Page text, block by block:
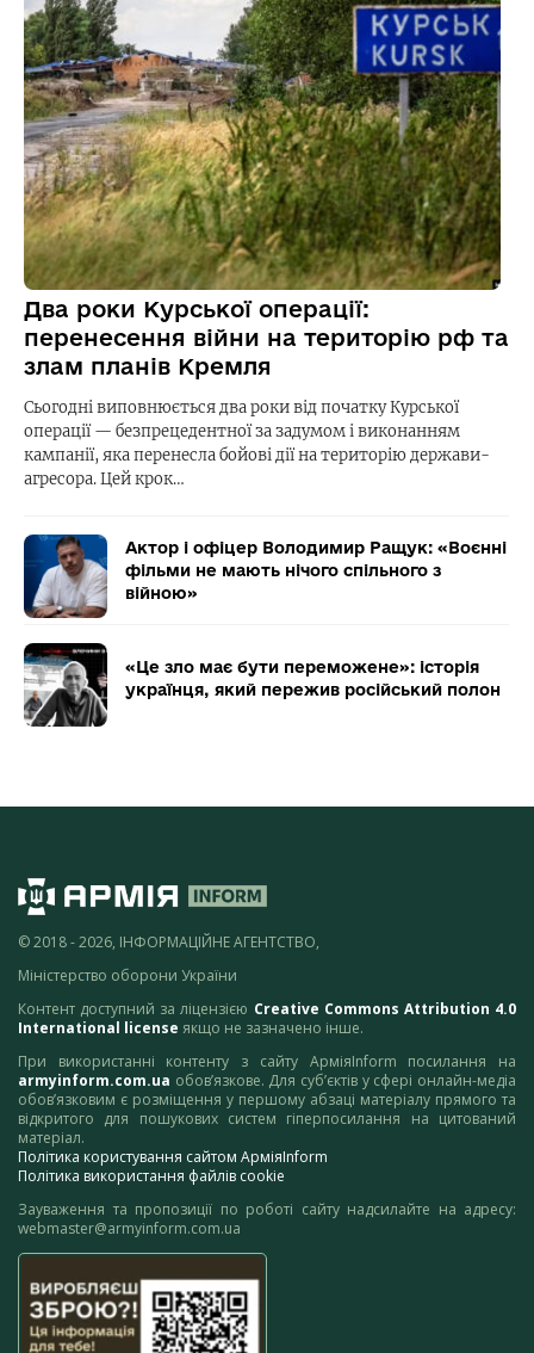
Два роки Курської операції:
перенесення війни на територію рф та
злам планів Кремля
Сьогодні виповнюється два роки від початку Курської
операції — безпрецедентної за задумом і виконанням
кампанії, яка перенесла бойові дії на територію держави-
агресора. Цей крок…
Актор і офіцер Володимир Ращук: «Воєнні
фільми не мають нічого спільного з
війною»
«Це зло має бути переможене»: історія
українця, який пережив російський полон
© 2018 - 2026, ІНФОРМАЦІЙНЕ АГЕНТСТВО,
Міністерство оборони України
Контент доступний за ліцензією Creative Commons Attribution 4.0
International license якщо не зазначено інше.
При використанні контенту з сайту АрміяInform посилання на
armyinform.com.ua обов’язкове. Для суб’єктів у сфері онлайн-медіа
обов’язковим є розміщення у першому абзаці матеріалу прямого та
відкритого для пошукових систем гіперпосилання на цитований
матеріал.
Політика користування сайтом АрміяInform
Політика використання файлів cookie
Зауваження та пропозиції по роботі сайту надсилайте на адресу:
webmaster@armyinform.com.ua